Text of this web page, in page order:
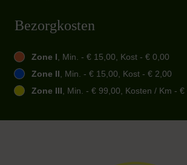
Bezorgkosten
Zone I, Min. - € 15,00, Kost - € 0,00
Zone II, Min. - € 15,00, Kost - € 2,00
Zone III, Min. - € 99,00, Kosten / Km - €